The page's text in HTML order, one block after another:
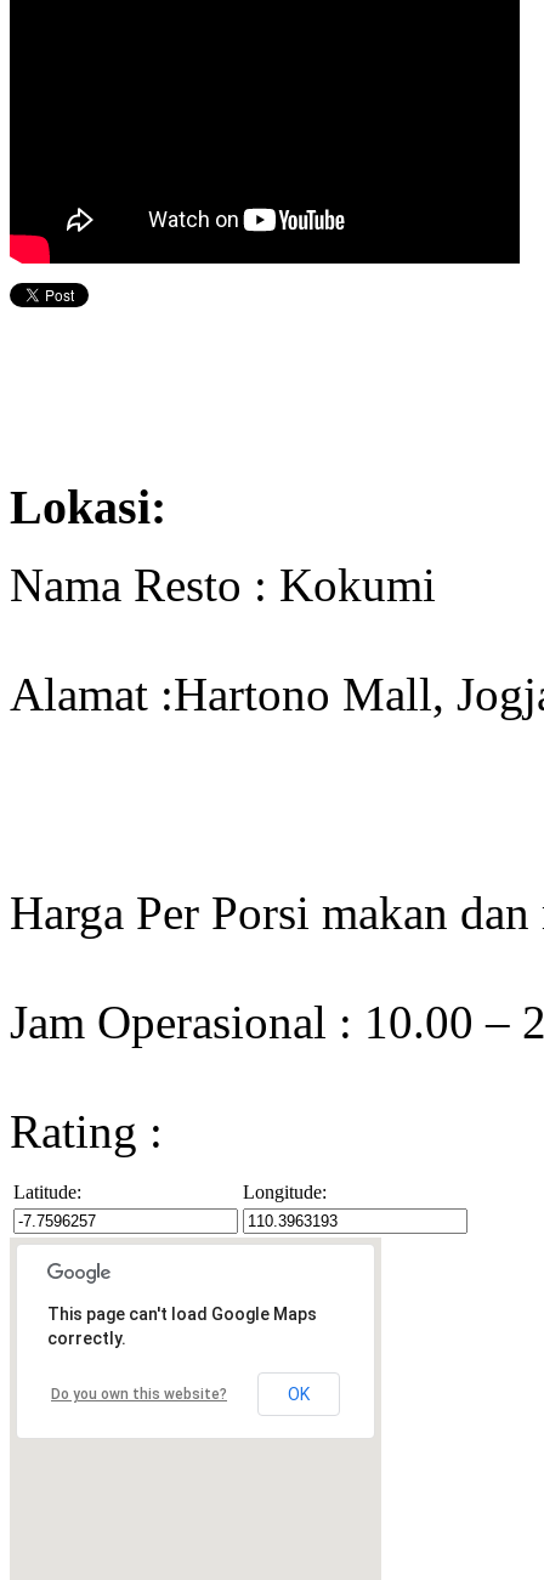
Lokasi:
Nama Resto : Kokumi
Alamat :Hartono Mall,
Harga Per Porsi makan
Jam Operasional : 10.00 –
Rating :
Latitude: Longitude:
This page can't load Google Maps
correctly.
Do you own this website? OK